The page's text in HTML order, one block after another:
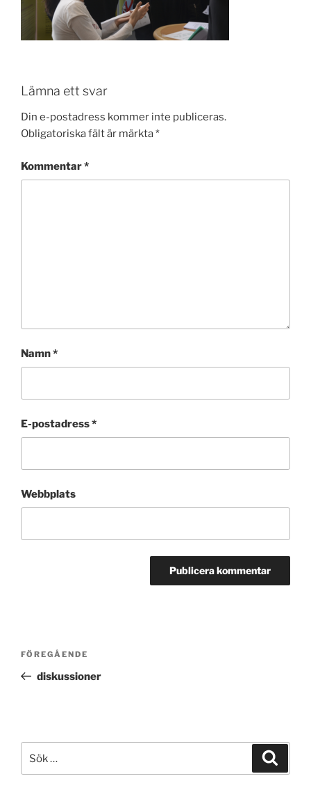
Lämna ett svar
Din e-postadress kommer inte publiceras.
Obligatoriska fält är märkta*
Kommentar*
Namn*
E-postadress*
Webbplats
Inläggsnavigering
Föregående
inlägg
FÖREGÅENDE
diskussioner
efter: